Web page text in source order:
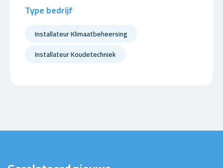
Type bedrijf
Installateur Klimaatbeheersing
Installateur Koudetechniek